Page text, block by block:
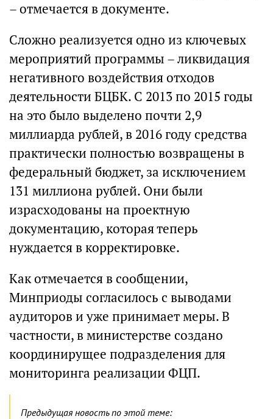
– отмечается в документе.
Сложно реализуется одно из ключевых
мероприятий программы – ликвидация
негативного воздействия отходов
деятельности БЦБК. С 2013 по 2015 годы
на это было выделено почти 2,9
миллиарда рублей, в 2016 году средства
практически полностью возвращены в
федеральный бюджет, за исключением
131 миллиона рублей. Они были
израсходованы на проектную
документацию, которая теперь
нуждается в корректировке.
Как отмечается в сообщении,
Минприоды согласилось с выводами
аудиторов и уже принимает меры. В
частности, в министерстве создано
координирущее подразделения для
мониторинга реализации ФЦП.
Предыдущая новость по этой теме: